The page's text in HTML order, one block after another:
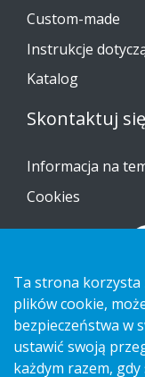
Custom-made
Instrukcje
Katalog
Skontaktuj
Informacja na
Cookies
Copyright 2026
Ta strona korzysta
plików cookie,
bezpieczeństwa w
ustawić swoją
każdym razem,